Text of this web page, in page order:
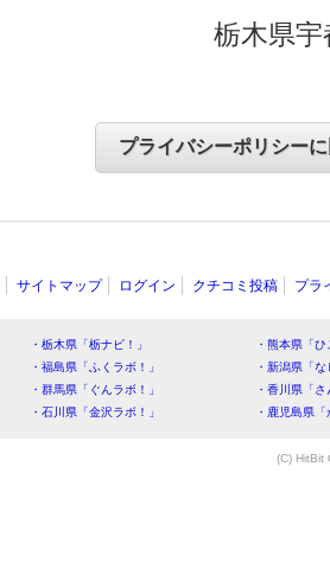
栃木県
サイトマップ ログイン クチコミ投稿 プラ
・栃木県「栃ナビ！」
・熊本県「
・福島県「ふくラボ！」
・新潟県「
・群馬県「ぐんラボ！」
・香川県「
・石川県「金沢ラボ！」
・鹿児島県
(C) HitBit